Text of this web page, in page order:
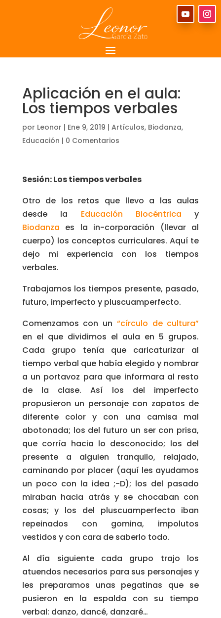
Aplicación en el aula:
Los tiempos verbales
por Leonor | Ene 9, 2019 | Artículos, Biodanza,
Educación | 0 Comentarios
Sesión: Los tiempos verbales
Otro de los retos que llevo a las aulas
desde la Educación Biocéntricay
Biodanza es la in-corporación (llevar al
cuerpo) los conceptos curriculares. Aquí te
dejo mi experiencia con los tiempos
verbales.
Trabajamos los tiempos presente, pasado,
futuro, imperfecto y pluscuamperfecto.
Comenzamos con un “círculo de cultura”
en el que dividimos el aula en 5 grupos.
Cada grupo tenía que caricaturizar al
tiempo verbal que había elegido y nombrar
a un portavoz para que informara al resto
de la clase. Así los del imperfecto
propusieron un personaje con zapatos de
diferente color y con una camisa mal
abotonada; los del futuro un ser con prisa,
que corría hacia lo desconocido; los del
presente a alguien tranquilo, relajado,
caminando por placer (aquí les ayudamos
un poco con la idea ;-D); los del pasado
miraban hacia atrás y se chocaban con
cosas; y los del pluscuamperfecto iban
repeinados con gomina, impolutos
vestidos y con cara de saberlo todo.
Al día siguiente cada grupo trajo los
atuendos necesarios para sus personajes y
les preparamos unas pegatinas que se
pusieron en la espalda con su tiempo
verbal: danzo, dancé, danzaré…